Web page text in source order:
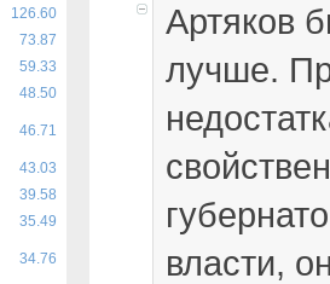
126.60
73.87
59.33
48.50
46.71
43.03
39.58
35.49
34.76
Артяков
лучше.
власти,